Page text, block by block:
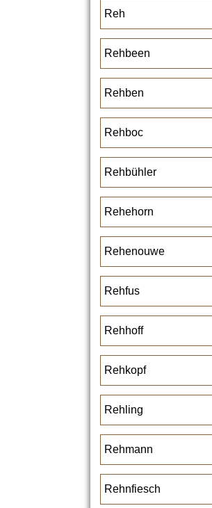
Reh
Rehbeen
Rehben
Rehboc
Rehbühler
Rehehorn
Rehenouwe
Rehfus
Rehhoff
Rehkopf
Rehling
Rehmann
Rehnfiesch